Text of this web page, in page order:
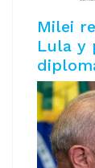
Milei
Lula y